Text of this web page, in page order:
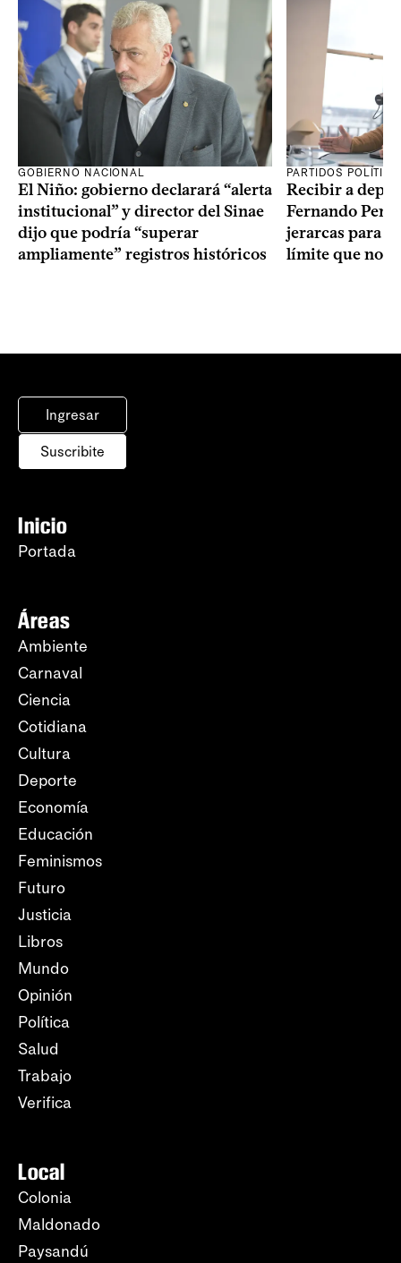
GOBIERNO NACIONAL
El Niño: gobierno declarará “alerta
institucional” y director del Sinae
dijo que podría “superar
ampliamente” registros históricos
PARTIDOS
Recibir a
Fernando
jerarcas para
límite que no
Ingresar
Suscribite
Inicio
Portada
Áreas
Ambiente
Carnaval
Ciencia
Cotidiana
Cultura
Deporte
Economía
Educación
Feminismos
Futuro
Justicia
Libros
Mundo
Opinión
Política
Salud
Trabajo
Verifica
Local
Colonia
Maldonado
Paysandú